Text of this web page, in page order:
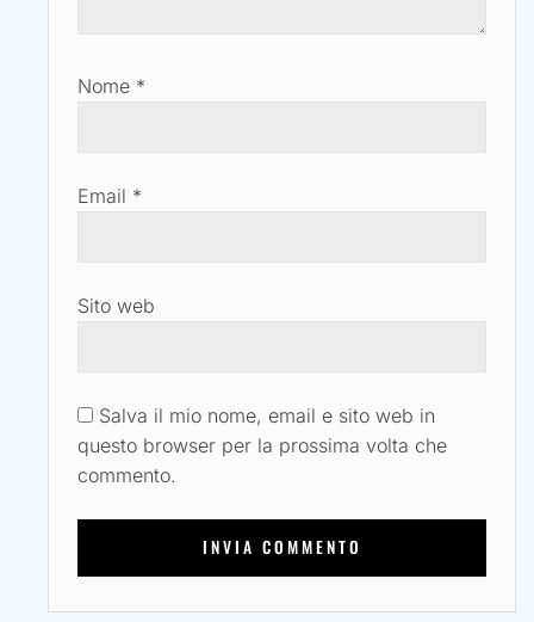
Nome *
Email *
Sito web
Salva il mio nome, email e sito web in
questo browser per la prossima volta che
commento.